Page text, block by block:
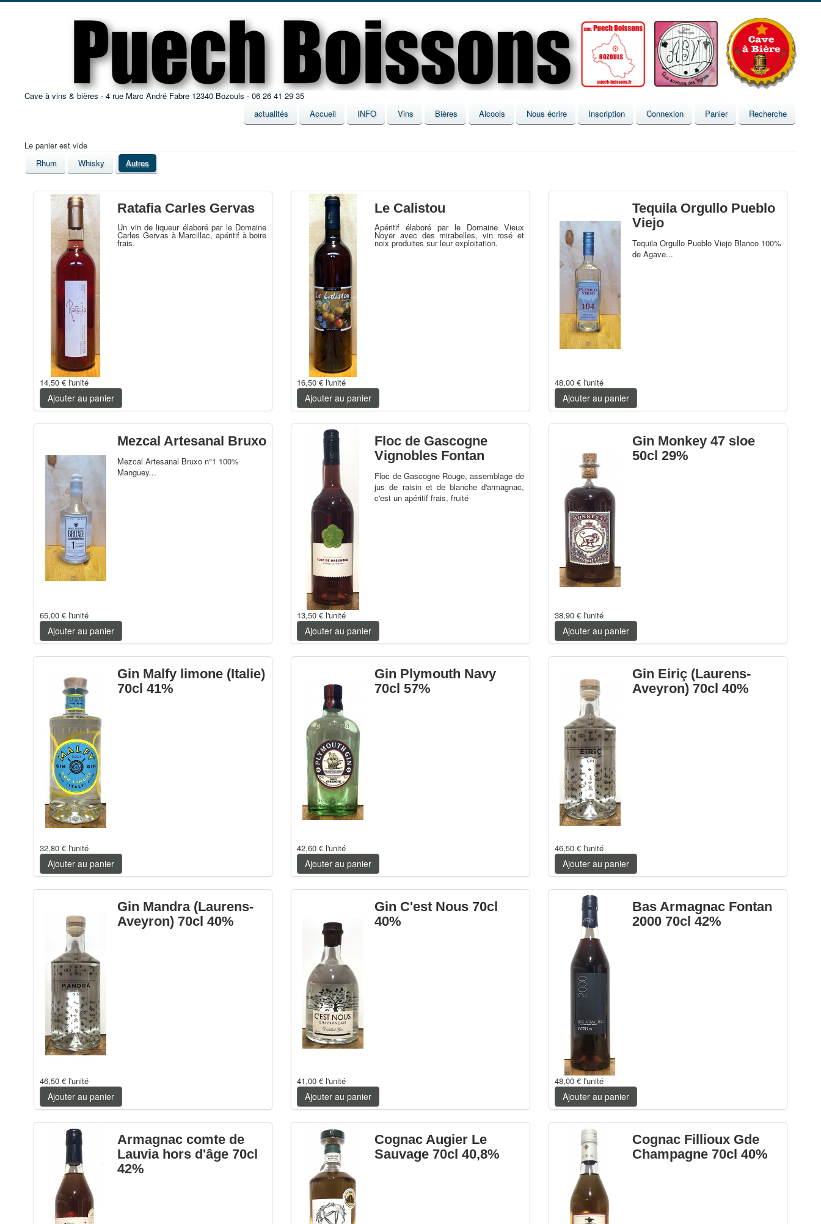
Cave à vins & bières - 4 rue Marc André Fabre 12340 Bozouls - 06 26 41 29 35
actualités
Accueil INFO Vins Bières Alcools Nous écrire Inscription Connexion Panier Recherche
Le panier est vide
Rhum
Whisky Autres
14,50 € l'unité
Ajouter au panier
Ratafia Carles Gervas
Un vin de liqueur élaboré par le Domaine
Carles Gervas à Marcillac, apéritif à boire
frais.
16,50 € l'unité
Ajouter au panier
Le Calistou
Apéritif élaboré par le Domaine Vieux
Noyer avec des mirabelles, vin rosé et
noix produites sur leur exploitation.
48,00 € l'unité
Ajouter au panier
Tequila Orgullo Pueblo
Viejo
Tequila Orgullo Pueblo Viejo Blanco 100%
de Agave...
65,00 € l'unité
Ajouter au panier
Mezcal Artesanal Bruxo
Mezcal Artesanal Bruxo n°1 100%
Manguey...
13,50 € l'unité
Ajouter au panier
Floc de Gascogne
Vignobles Fontan
Floc de Gascogne Rouge, assemblage de
jus de raisin et de blanche d'armagnac,
c'est un apéritif frais, fruité
38,90 € l'unité
Ajouter au panier
Gin Monkey 47 sloe
50cl 29%
32,80 € l'unité
Ajouter au panier
Gin Malfy limone (Italie)
70cl 41%
42,60 € l'unité
Ajouter au panier
Gin Plymouth Navy
70cl 57%
46,50 € l'unité
Ajouter au panier
Gin Eiriç (Laurens-
Aveyron) 70cl 40%
46,50 € l'unité
Ajouter au panier
Gin Mandra (Laurens-
Aveyron) 70cl 40%
41,00 € l'unité
Ajouter au panier
Gin C'est Nous 70cl
40%
48,00 € l'unité
Ajouter au panier
Bas Armagnac Fontan
2000 70cl 42%
Armagnac comte de
Lauvia hors d'âge 70cl
42%
Cognac Augier Le
Sauvage 70cl 40,8%
Cognac Fillioux Gde
Champagne 70cl 40%